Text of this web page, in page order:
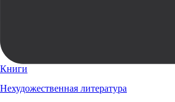
Книги
Нехудожественная литература